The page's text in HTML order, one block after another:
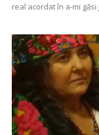
real acordat în a-mi